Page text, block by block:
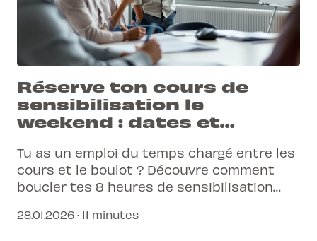
Réserve ton cours de
sensibilisation le
weekend : dates et
Tu as un emploi du temps chargé entre les
cours et le boulot ? Découvre comment
boucler tes 8 heures de sensibilisation
stresser pour ton permis.
28.01.2026 · 11 minutes